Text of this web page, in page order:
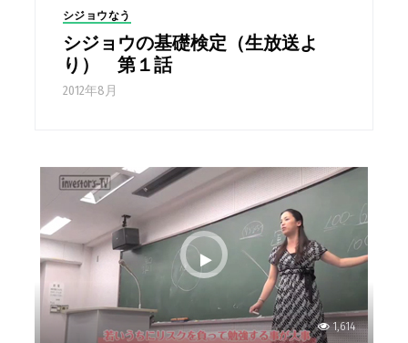
シジョウなう
シジョウの基礎検定（生放送よ
り） 第１話
2012年8月
1,614